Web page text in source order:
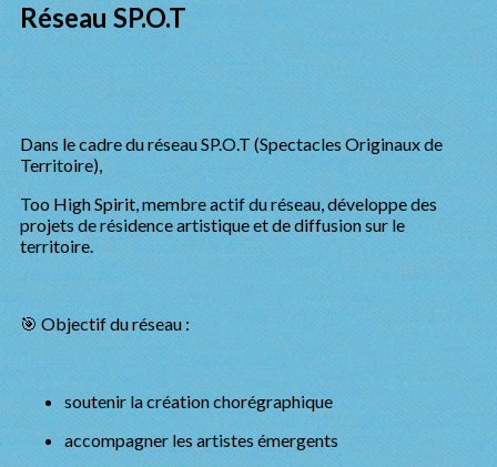
Réseau SP.O.T
Dans le cadre du réseau SP.O.T (Spectacles Originaux de
Territoire),
Too High Spirit, membre actif du réseau, développe des
projets de résidence artistique et de diffusion sur le
territoire.
🎯 Objectif du réseau :
soutenir la création chorégraphique
accompagner les artistes émergents